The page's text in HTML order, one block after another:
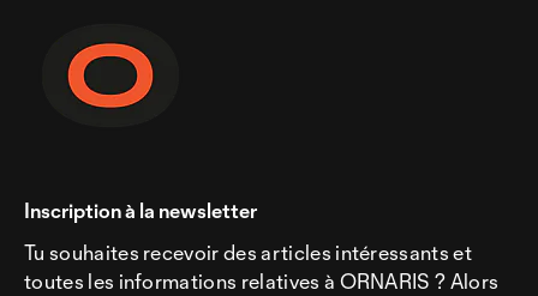
Inscription à la newsletter
Tu souhaites recevoir des articles intéressants et
toutes les informations relatives à ORNARIS ? Alors